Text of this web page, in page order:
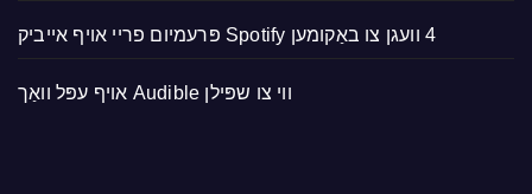
4 וועגן צו באַקומען Spotify פּרעמיום פריי אויף אייביק
ווי צו שפּילן Audible אויף עפּל וואַך